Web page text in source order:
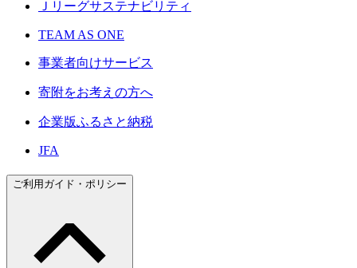
Ｊリーグサステナビリティ
TEAM AS ONE
事業者向けサービス
寄附をお考えの方へ
企業版ふるさと納税
JFA
ご利用ガイド・ポリシー